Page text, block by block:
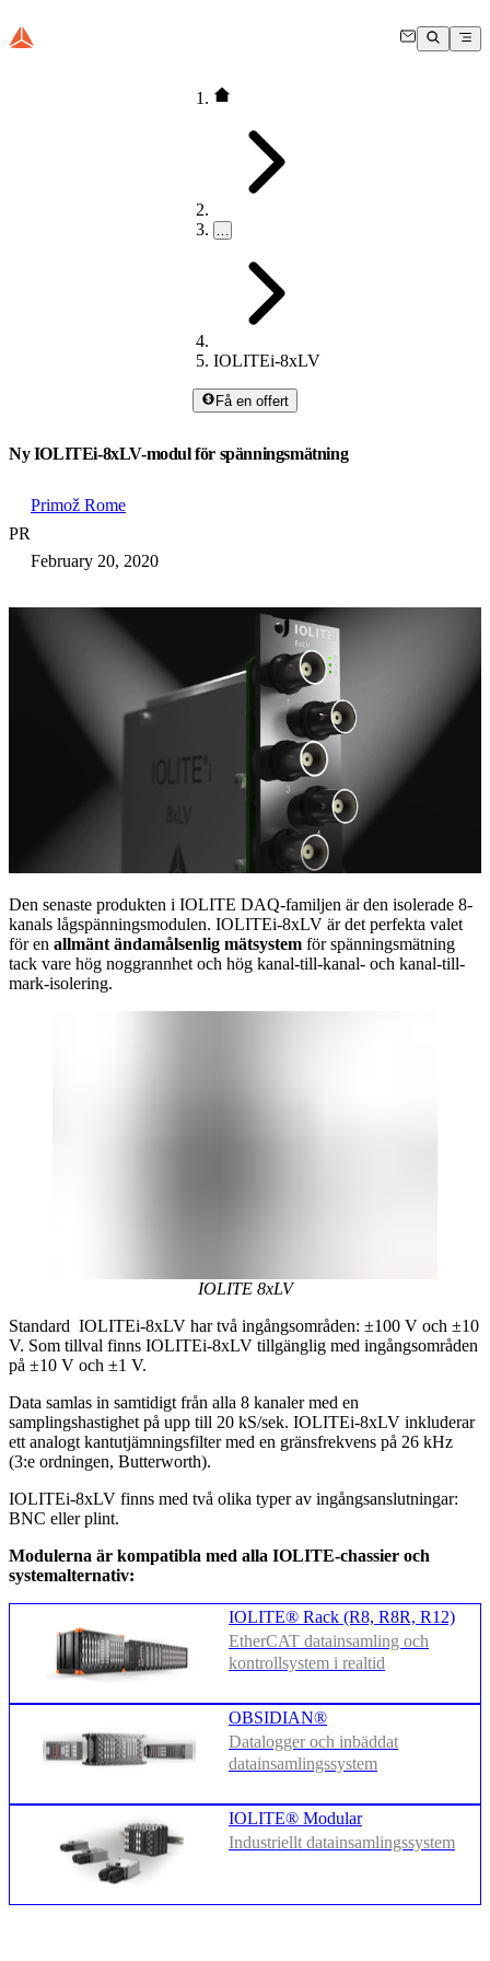
…
IOLITEi-8xLV
Få en offert
Ny IOLITEi-8xLV-modul för spänningsmätning
PR
Primož Rome
February 20, 2020
Den senaste produkten i IOLITE DAQ-familjen är den isolerade 8-
kanals lågspänningsmodulen. IOLITEi-8xLV är det perfekta valet
för en allmänt ändamålsenlig mätsystem för spänningsmätning
tack vare hög noggrannhet och hög kanal-till-kanal- och kanal-till-
mark-isolering.
IOLITE 8xLV
Standard IOLITEi-8xLV har två ingångsområden: ±100 V och ±10
V. Som tillval finns IOLITEi-8xLV tillgänglig med ingångsområden
på ±10 V och ±1 V.
Data samlas in samtidigt från alla 8 kanaler med en
samplingshastighet på upp till 20 kS/sek. IOLITEi-8xLV inkluderar
ett analogt kantutjämningsfilter med en gränsfrekvens på 26 kHz
(3:e ordningen, Butterworth).
IOLITEi-8xLV finns med två olika typer av ingångsanslutningar:
BNC eller plint.
Modulerna är kompatibla med alla IOLITE-chassier och
systemalternativ:
IOLITE® Rack (R8, R8R, R12)
EtherCAT datainsamling och
kontrollsystem i realtid
OBSIDIAN®
Datalogger och inbäddat
datainsamlingssystem
IOLITE® Modular
Industriellt datainsamlingssystem